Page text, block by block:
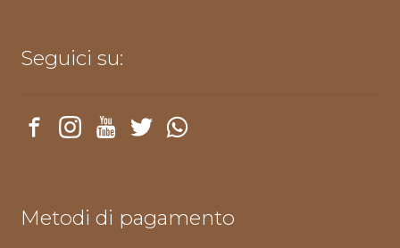
Seguici su:
Metodi di pagamento